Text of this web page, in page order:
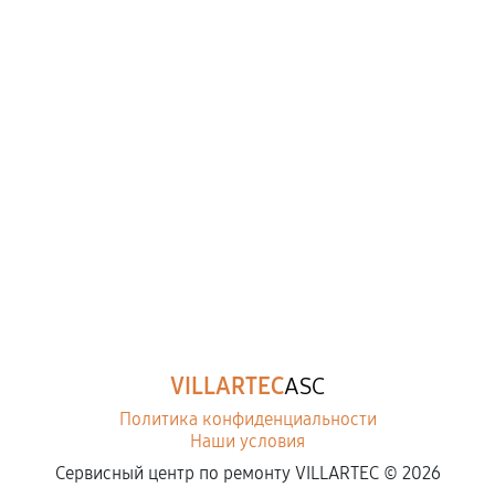
VILLARTECASC
Политика конфиденциальности
Наши условия
Сервисный центр по ремонту VILLARTEC © 2026